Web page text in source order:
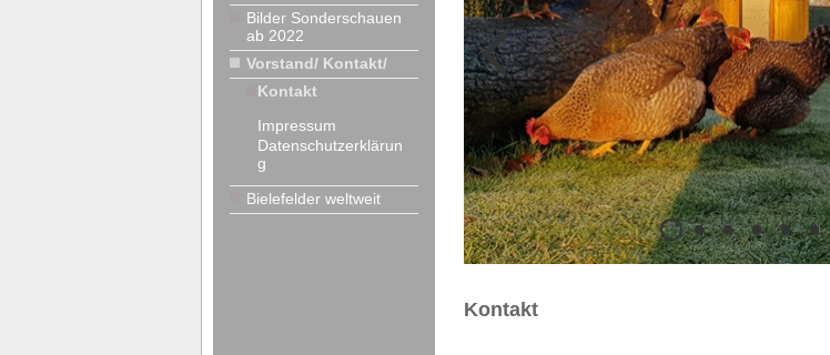
Bilder Sonderschauen
ab 2022
Vorstand/ Kontakt/
Kontakt
Impressum
Datenschutzerklärun
g
Bielefelder weltweit
Kontakt